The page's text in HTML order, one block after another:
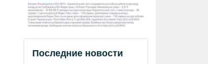
Последние новости